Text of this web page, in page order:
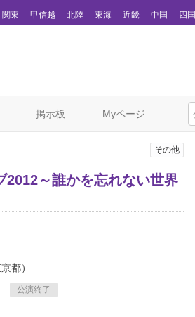
関東 甲信越 北陸 東海 近畿 中国 四国
掲示板 Myページ
その他
～誰かを忘れない世界
京都）
公演終了